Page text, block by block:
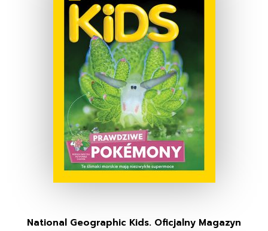
National Geographic Kids. Oficjalny Magazyn